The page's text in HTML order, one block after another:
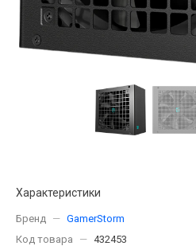
Характеристики
Бренд — GamerStorm
Код товара
— 432453